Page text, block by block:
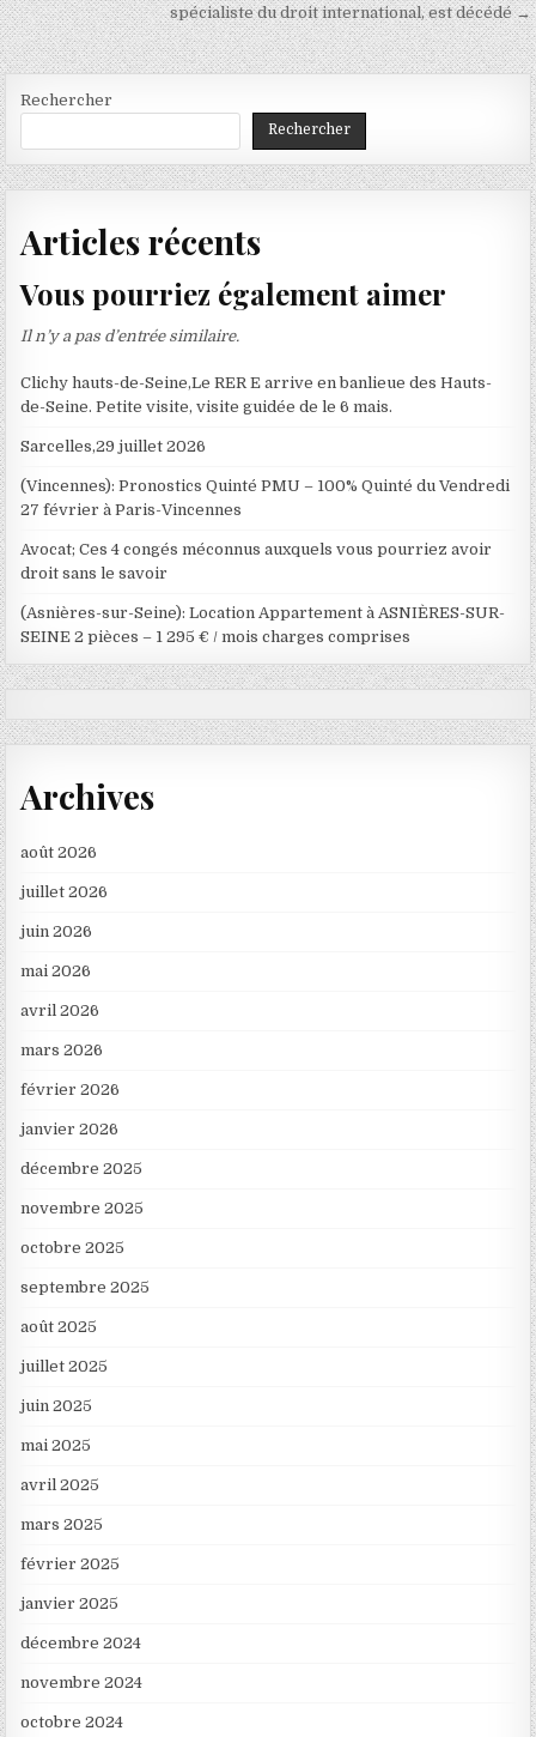
spécialiste du droit international, est décédé →
Rechercher
Rechercher
Articles récents
Vous pourriez également aimer
Il n’y a pas d’entrée similaire.
Clichy hauts-de-Seine,Le RER E arrive en banlieue des Hauts-
de-Seine. Petite visite, visite guidée de le 6 mais.
Sarcelles,29 juillet 2026
(Vincennes): Pronostics Quinté PMU – 100% Quinté du Vendredi
27 février à Paris-Vincennes
Avocat; Ces 4 congés méconnus auxquels vous pourriez avoir
droit sans le savoir
(Asnières-sur-Seine): Location Appartement à ASNIÈRES-SUR-
SEINE 2 pièces – 1 295 € / mois charges comprises
Archives
août 2026
juillet 2026
juin 2026
mai 2026
avril 2026
mars 2026
février 2026
janvier 2026
décembre 2025
novembre 2025
octobre 2025
septembre 2025
août 2025
juillet 2025
juin 2025
mai 2025
avril 2025
mars 2025
février 2025
janvier 2025
décembre 2024
novembre 2024
octobre 2024